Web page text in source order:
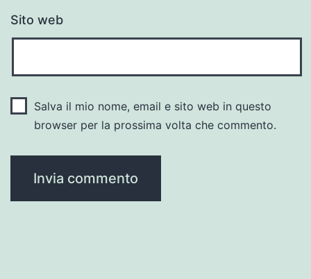
Sito web
Salva il mio nome, email e sito web in questo
browser per la prossima volta che commento.